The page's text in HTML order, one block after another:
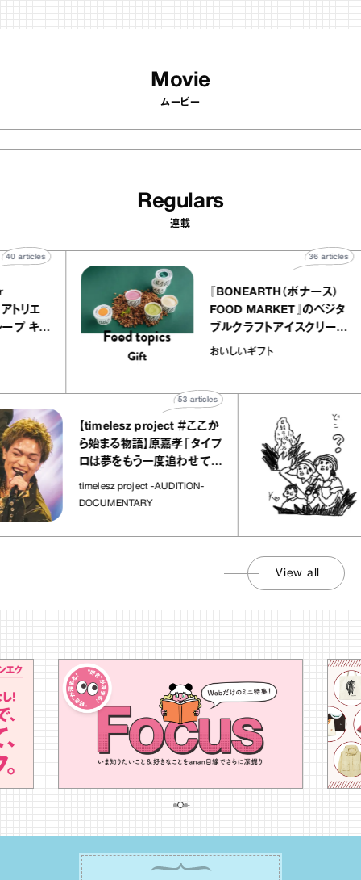
Movie
ムービー
Regulars
連載
atelier
リー アトリエ
ルクレープ キャ
40articles
『BONEARTH（ボナー
FOOD MARKET』のベ
ブルクラフトアイスク
｜真野知子の「おいし
おいしいギフト
36
【timelesz project ＃ここか
ら始まる物語】原嘉孝「タイプ
ロは夢をもう一度追わせてく
れた場所」
timelesz project -AUDITION-
DOCUMENTARY
articles
View all